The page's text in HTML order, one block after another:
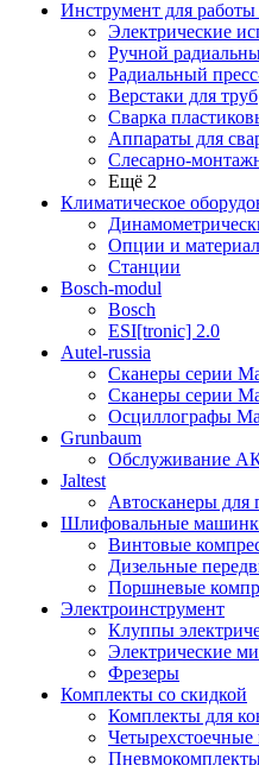
Инструмент для работы
Электрические
Ручной
Радиальный
Верстаки для труб
Сварка
Аппараты для
Слесарно-
Ещё 2
Климатическое
Опции и
Станции
Bosch-modul
Bosch
ESI[tronic] 2.0
Autel-russia
Сканеры серии
Сканеры серии
Осциллографы
Grunbaum
Обслуживание
Jaltest
Автосканеры для
Шлифовальные
Винтовые
Дизельные
Поршневые
Электроинструмент
Клуппы
Электрические
Фрезеры
Комплекты со скидкой
Комплекты для